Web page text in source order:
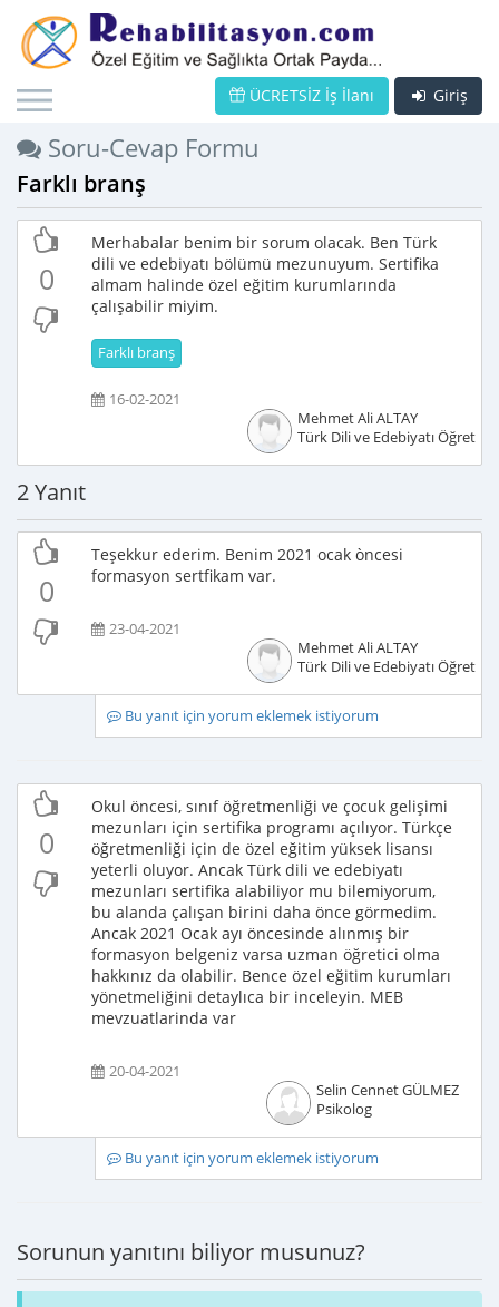
Giriş
ÜCRETSİZ İş İlanı
Soru-Cevap Formu
Farklı branş
0
Merhabalar benim bir sorum olacak. Ben Türk
dili ve edebiyatı bölümü mezunuyum. Sertifika
almam halinde özel eğitim kurumlarında
çalışabilir miyim.
Farklı branş
16-02-2021
Mehmet Ali ALTAY
Türk Dili ve Edebiyatı
2 Yanıt
0
Teşekkur ederim. Benim 2021 ocak òncesi
formasyon sertfikam var.
23-04-2021
Mehmet Ali ALTAY
Türk Dili ve Edebiyatı
Bu yanıt için yorum eklemek istiyorum
0
Okul öncesi, sınıf öğretmenliği ve çocuk gelişimi
mezunları için sertifika programı açılıyor. Türkçe
öğretmenliği için de özel eğitim yüksek lisansı
yeterli oluyor. Ancak Türk dili ve edebiyatı
mezunları sertifika alabiliyor mu bilemiyorum,
bu alanda çalışan birini daha önce görmedim.
Ancak 2021 Ocak ayı öncesinde alınmış bir
formasyon belgeniz varsa uzman öğretici olma
hakkınız da olabilir. Bence özel eğitim kurumları
yönetmeliğini detaylıca bir inceleyin. MEB
mevzuatlarinda var
20-04-2021
Selin Cennet GÜLMEZ
Psikolog
Bu yanıt için yorum eklemek istiyorum
Sorunun yanıtını biliyor musunuz?